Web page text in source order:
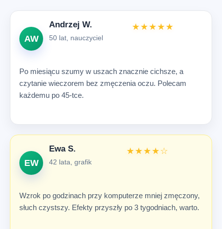
AW
Andrzej W.
50 lat, nauczyciel
★★★★★
Po miesiącu szumy w uszach znacznie cichsze, a
czytanie wieczorem bez zmęczenia oczu. Polecam
każdemu po 45-tce.
EW
Ewa S.
42 lata, grafik
★★★★☆
Wzrok po godzinach przy komputerze mniej zmęczony,
słuch czystszy. Efekty przyszły po 3 tygodniach, warto.